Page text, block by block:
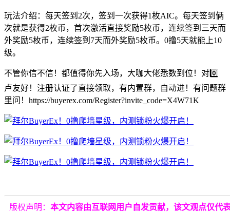
玩法介绍：每天签到2次，签到一次获得1枚AIC。每天签到俩
次就是获得2枚币，首次激活直接奖励5枚币，连续签到三天而
外奖励5枚币，连续签到7天而外奖励5枚币。0撸5天就能上10
级。
不管你信不信！都值得你先入场，大咖大佬悉数到位！对0️⃣
卢友好！注册认证了直接领取，有内置群，自动进！有问题群
里问！https://buyerex.com/Register?invite_code=X4W71K
版权声明： 本文内容由互联网用户自发贡献，该文观点仅代